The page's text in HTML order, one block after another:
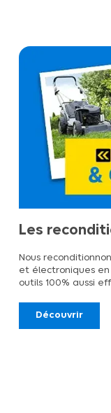
Les
Nous
et électroniques
outils 100% aussi
Découvrir